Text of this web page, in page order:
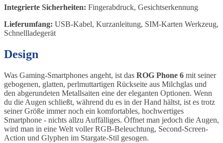
Integrierte Sicherheiten: Fingerabdruck, Gesichtserkennung
Lieferumfang: USB-Kabel, Kurzanleitung, SIM-Karten Werkzeug,
Schnellladegerät
Design
Was Gaming-Smartphones angeht, ist das ROG Phone 6 mit seiner
gebogenen, glatten, perlmuttartigen Rückseite aus Milchglas und
den abgerundeten Metallsaiten eine der eleganten Optionen. Wenn
du die Augen schließt, während du es in der Hand hältst, ist es trotz
seiner Größe immer noch ein komfortables, hochwertiges
Smartphone - nichts allzu Auffälliges. Öffnet man jedoch die Augen,
wird man in eine Welt voller RGB-Beleuchtung, Second-Screen-
Action und Glyphen im Stargate-Stil gesogen.